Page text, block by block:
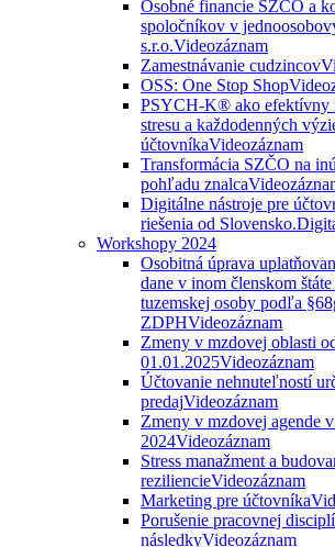
Osobné financie SZČO a
spoločníkov v
s.r.o.Videozáznam
Zamestnávanie cudzincov
OSS: One Stop Shop
PSYCH-K® ako efektívny
stresu a každodenných
účtovníkaVideozáznam
Transformácia SZČO na
pohľadu znalca
Digitálne nástroje pre
riešenia od
Workshopy 2024
Osobitná úprava
dane v inom členskom
tuzemskej osoby podľa
ZDPHVideozáznam
Zmeny v mzdovej oblasti
01.01.2025Videozáznam
Účtovanie nehnuteľností
predajVideozáznam
Zmeny v mzdovej agende
2024Videozáznam
Stress manažment a
reziliencieVideozáznam
Marketing pre účtovníka
Porušenie pracovnej
následkyVideozáznam